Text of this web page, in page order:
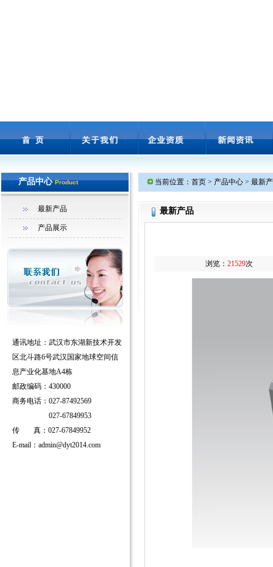
产品中心Product
最新产品
产品展示
通讯地址：武汉市东湖新技术开发
区北斗路6号武汉国家地球空间信
息产业化基地A4栋
邮政编码：430000
商务电话：027-87492569
027-67849953
传
真：027-67849952
E-mail： admin@dyt2014.com
当前位置：首页 > 产品中心 > 最新
最新产品
浏览： 21529次